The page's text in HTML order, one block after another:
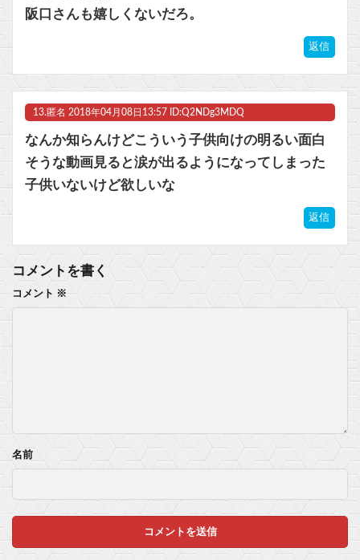
阪口さんも嬉しくないだろ。
返信
13. 匿名 2018年04月08日13:57 ID:Q2NDg3MDQ
なんか知らんけどこういう子供向けの明るい面白
そうな動画見ると涙が出るようになってしまった
子供いないけど欲しいな
返信
コメントを書く
コメント ※
名前